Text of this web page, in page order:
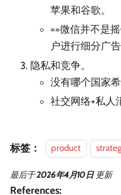
苹果和谷歌。
==微信并不是
户进行细分广
隐私和竞争。
没有哪个国家
社交网络+私人
标签： product
最后于2026年4月10日 更新
References: